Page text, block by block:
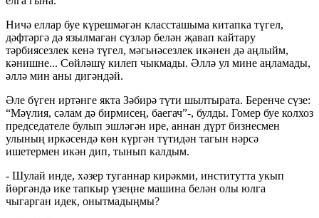
Ничә еллар буе күрешмәгән классташыма китапка түгел,
дәфтәргә дә язылмаган сүзләр белән җавап кайтару
тәрбиясезлек кенә түгел, мәгьнәсезлек икәнен дә аңлыйм,
кәнишне... Сөйләшү килеп чыкмады. Әллә ул мине аңламады,
әллә мин аны дигәндәй.
Әле бүген иртәнге якта Зәбирә түти шылтырата. Беренче сүзе:
“Мәүлия, сәлам дә бирмисең, баегач”-, булды. Гомер буе колхоз
председателе булып эшләгән ире, аннан дүрт бизнесмен
улының иркәсендә көн күргән түтидән тагын нәрсә
ишетермен икән дип, тынып калдым.
- Шулай инде, хәзер туганнар кирәкми, институтта укып
йөргәндә ике тапкыр үзеңне машина белән олы юлга
чыгарган идек, онытмадыңмы?